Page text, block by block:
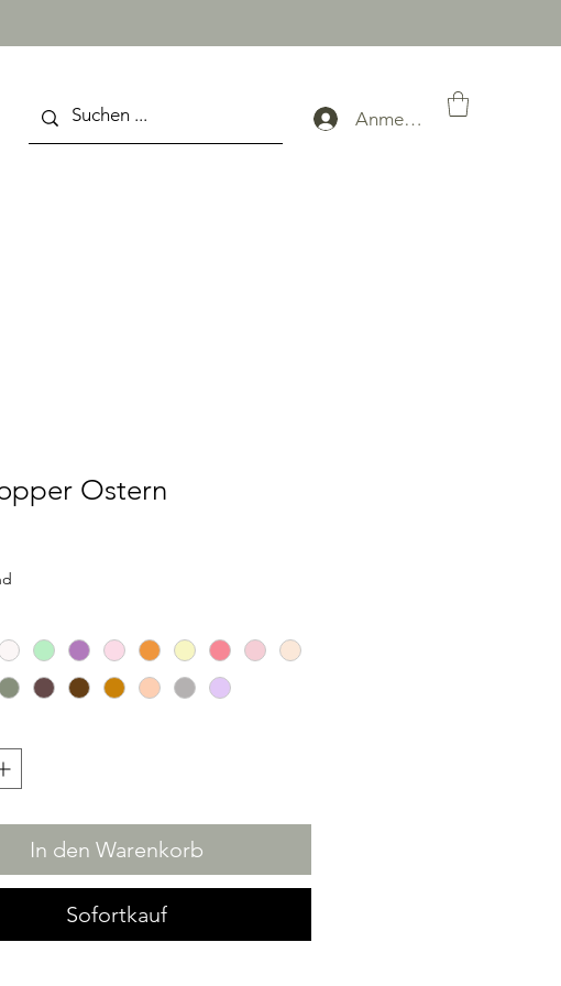
Anmelden
Ostern
Preis
In den Warenkorb
Sofortkauf